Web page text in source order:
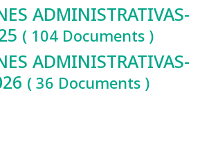
ADMINISTRATIVAS-
( 104 Documents )
ADMINISTRATIVAS-
( 36 Documents )